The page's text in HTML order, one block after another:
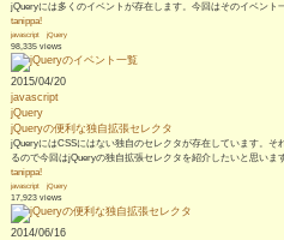
jQueryには多くのイベントが存在します。今回はそのイベント
tanippa!
javascript
jQuery
98,335 views
2015/04/20
javascript
jQuery
jQueryの便利な独自拡張セレクタ
jQueryにはCSSにはない独自のセレクタが存在しています。
るので今回はjQueryの独自拡張セレクタを紹介したいと思います
tanippa!
javascript
jQuery
17,923 views
2014/06/16